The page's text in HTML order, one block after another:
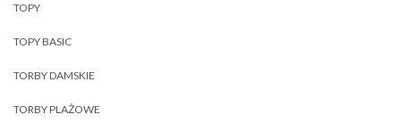
TOPY
TOPY BASIC
TORBY DAMSKIE
TORBY PLAŻOWE